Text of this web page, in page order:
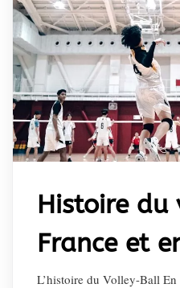
Histoire du
France et
L’histoire du Volley-Ball